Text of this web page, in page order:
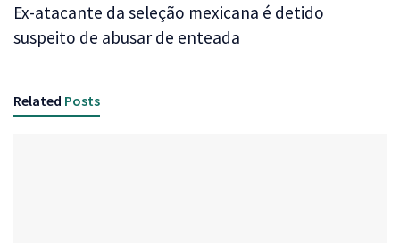
Ex-atacante da seleção mexicana é detido
suspeito de abusar de enteada
Related Posts